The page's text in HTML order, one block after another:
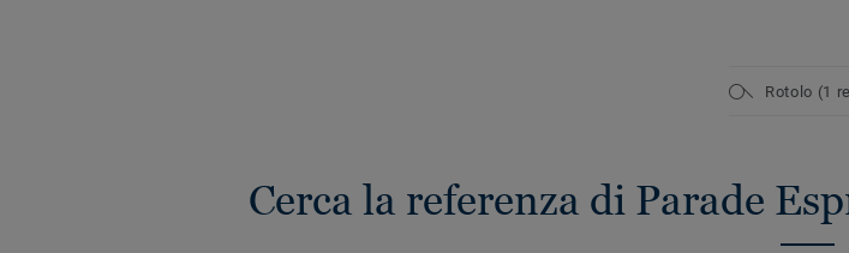
Rotolo (1
Cerca la referenza di Parade